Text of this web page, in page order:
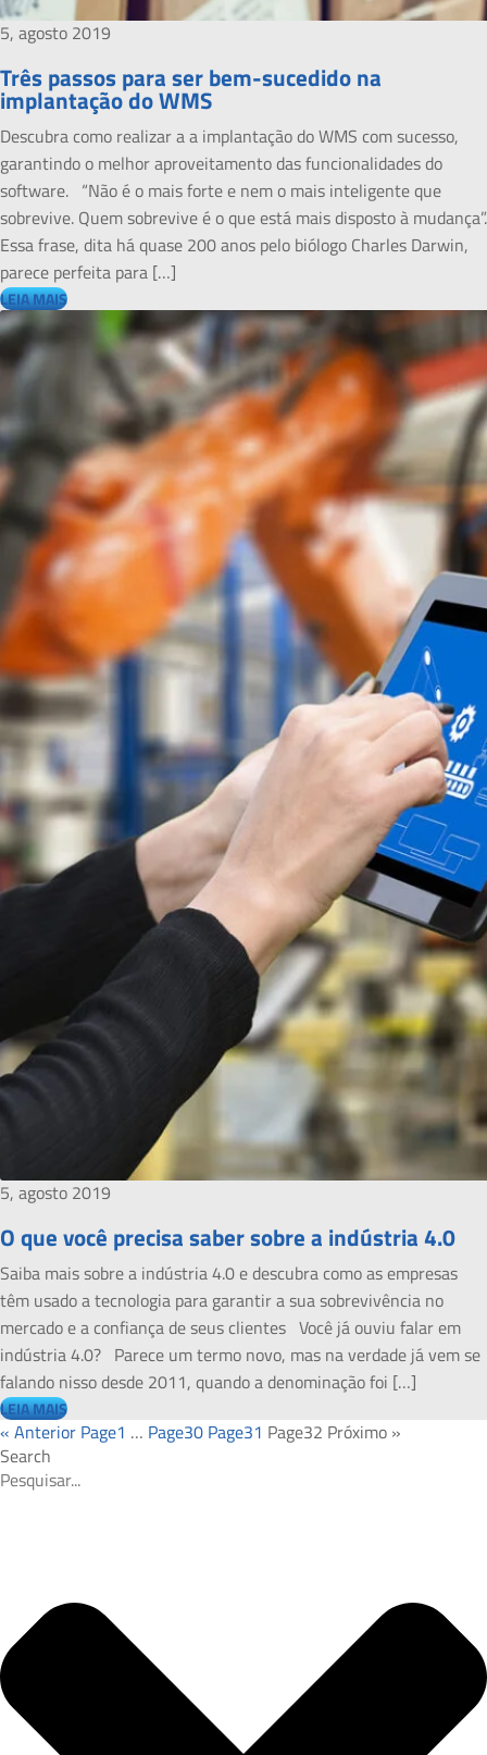
5, agosto 2019
Três passos para ser bem-sucedido na
implantação do WMS
Descubra como realizar a a implantação do WMS com sucesso,
garantindo o melhor aproveitamento das funcionalidades do
software. “Não é o mais forte e nem o mais inteligente que
sobrevive. Quem sobrevive é o que está mais disposto à mudança”.
Essa frase, dita há quase 200 anos pelo biólogo Charles Darwin,
parece perfeita para […]
LEIA MAIS
5, agosto 2019
O que você precisa saber sobre a indústria 4.0
Saiba mais sobre a indústria 4.0 e descubra como as empresas
têm usado a tecnologia para garantir a sua sobrevivência no
mercado e a confiança de seus clientes Você já ouviu falar em
indústria 4.0? Parece um termo novo, mas na verdade já vem se
falando nisso desde 2011, quando a denominação foi […]
LEIA MAIS
« Anterior Page1 … Page30 Page31 Page32 Próximo »
Search